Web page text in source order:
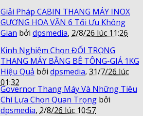
Giải Pháp CABIN THANG MÁY INOX
GƯƠNG HOA VĂN 6 Tối Ưu Không
Gian bởi dpsmedia, 2/8/26 lúc 11:26
Kinh Nghiệm Chọn ĐỐI TRỌNG
THANG MÁY BẰNG BÊ TÔNG-GIÁ 1KG
Hiệu Quả bởi dpsmedia, 31/7/26 lúc
01:32
Governor Thang Máy Và Những Tiêu
Chí Lựa Chọn Quan Trọng bởi
dpsmedia, 2/8/26 lúc 10:57